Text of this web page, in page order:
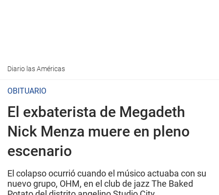
Diario las Américas
OBITUARIO
El exbaterista de Megadeth
Nick Menza muere en pleno
escenario
El colapso ocurrió cuando el músico actuaba con su
nuevo grupo, OHM, en el club de jazz The Baked